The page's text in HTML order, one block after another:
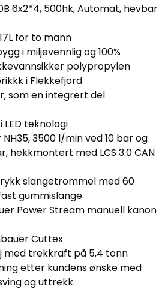
6x2*4, 500hk, Automat, hevbar
for to mann
i miljøvennlig og 100%
polypropylen
i Flekkefjord
som en integrert del
teknologi
3500 l/min ved 10 bar og
hekkmontert med LCS 3.0 CAN
slangetrommel med 60
gummislange
Power Stream manuell kanon
Cuttex
med trekkraft på 5,4 tonn
etter kundens ønske med
og uttrekk.